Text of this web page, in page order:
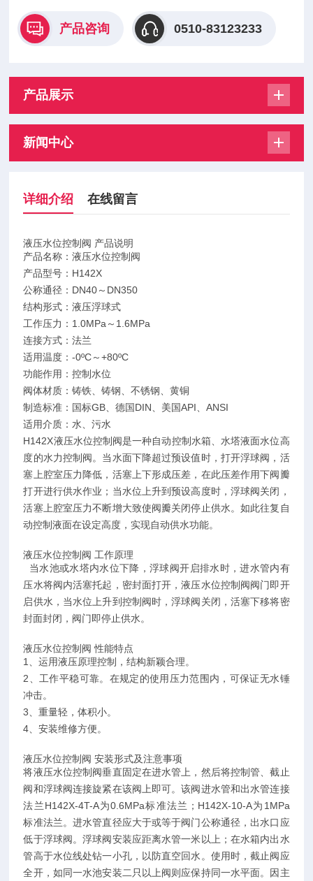
产品咨询 0510-83123233
产品展示
新闻中心
详细介绍 在线留言
液压水位控制阀 产品说明
产品名称：液压水位控制阀
产品型号：H142X
公称通径：DN40～DN350
结构形式：液压浮球式
工作压力：1.0MPa～1.6MPa
连接方式：法兰
适用温度：-0ºC～+80ºC
功能作用：控制水位
阀体材质：铸铁、铸钢、不锈钢、黄铜
制造标准：国标GB、德国DIN、美国API、ANSI
适用介质：水、污水
H142X液压水位控制阀是一种自动控制水箱、水塔液面水位高
度的水力控制阀。当水面下降超过预设值时，打开浮球阀，活
塞上腔室压力降低，活塞上下形成压差，在此压差作用下阀瓣
打开进行供水作业；当水位上升到预设高度时，浮球阀关闭，
活塞上腔室压力不断增大致使阀瓣关闭停止供水。如此往复自
动控制液面在设定高度，实现自动供水功能。
液压水位控制阀 工作原理
当水池或水塔内水位下降，浮球阀开启排水时，进水管内有
压水将阀内活塞托起，密封面打开，液压水位控制阀阀门即开
启供水，当水位上升到控制阀时，浮球阀关闭，活塞下移将密
封面封闭，阀门即停止供水。
液压水位控制阀 性能特点
1、运用液压原理控制，结构新颖合理。
2、工作平稳可靠。在规定的使用压力范围内，可保证无水锤
冲击。
3、重量轻，体积小。
4、安装维修方便。
液压水位控制阀 安装形式及注意事项
将液压水位控制阀垂直固定在进水管上，然后将控制管、截止
阀和浮球阀连接旋紧在该阀上即可。该阀进水管和出水管连接
法兰H142X-4T-A为0.6MPa标准法兰；H142X-10-A为1MPa
标准法兰。进水管直径应大于或等于阀门公称通径，出水口应
低于浮球阀。浮球阀安装应距离水管一米以上；在水箱内出水
管高于水位线处钻一小孔，以防直空回水。使用时，截止阀应
全开，如同一水池安装二只以上阀则应保持同一水平面。因主